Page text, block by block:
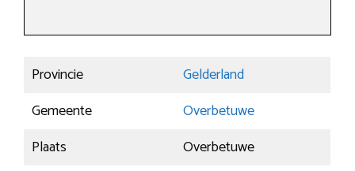
Provincie
Gelderland
Gemeente
Overbetuwe
Plaats
Overbetuwe